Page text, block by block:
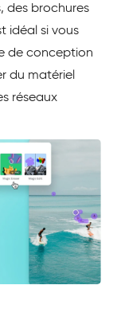
des brochures
idéal si vous
de conception
du matériel
réseaux